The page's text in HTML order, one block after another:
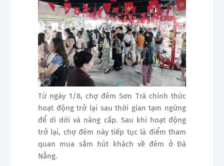
Từ ngày 1/8, chợ đêm Sơn Trà chính thức
hoạt động trở lại sau thời gian tạm ngừng
để di dời và nâng cấp. Sau khi hoạt động
trở lại, chợ đêm này tiếp tục là điểm tham
quan mua sắm hút khách về đêm ở Đà
Nẵng.